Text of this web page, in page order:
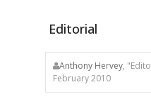
Editorial
Anthony Hervey,
February 2010